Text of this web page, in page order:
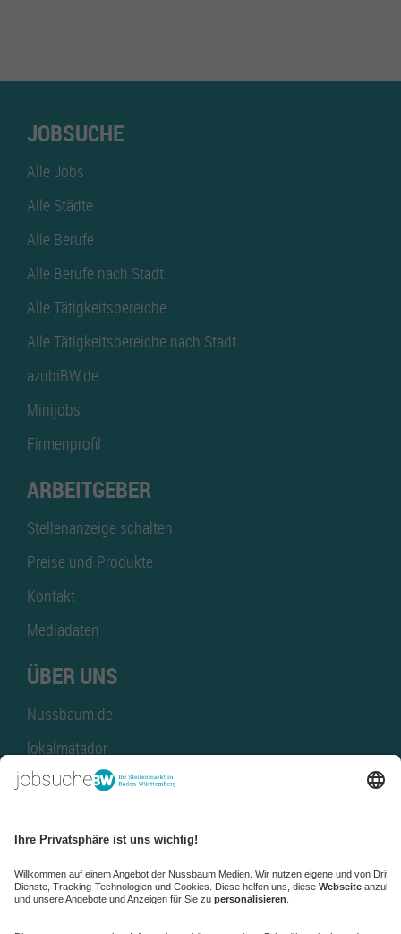
JOBSUCHE
Alle Jobs
Alle Städte
Alle Berufe
Alle Berufe nach Stadt
Alle Tätigkeitsbereiche
Alle Tätigkeitsbereiche nach Stadt
azubiBW.de
Minijobs
Firmenprofil
ARBEITGEBER
Stellenanzeige schalten
Preise und Produkte
Kontakt
Mediadaten
ÜBER UNS
Nussbaum.de
lokalmatador
kaufinBW
NussbaumID
Nussbaum Medien